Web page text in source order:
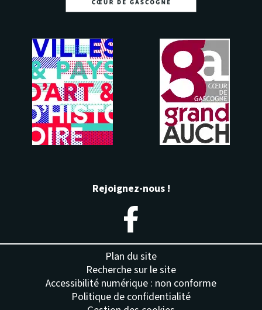
Rejoignez-nous !
– Nouvelle fenêtre
Plan du site
Recherche sur le site
Accessibilité numérique : non conforme
Politique de confidentialité